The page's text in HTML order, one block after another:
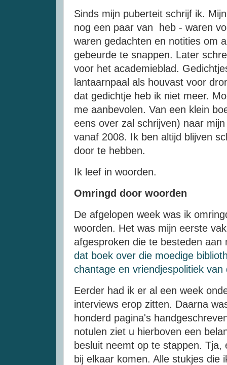
Sinds mijn puberteit schrijf ik.
nog een paar van heb - waren
waren gedachten en notities om
gebeurde te snappen. Later
voor het academieblad.
lantaarnpaal als houvast voor
dat gedichtje heb ik niet meer.
me aanbevolen. Van een klein
eens over zal schrijven) naar
vanaf 2008. Ik ben altijd blijven
door te hebben.
Ik leef in woorden.
Omringd door woorden
De afgelopen week was ik
woorden. Het was mijn eerste
afgesproken die te besteden
dat boek over die moedige
chantage en vriendjespolitiek van
Eerder had ik er al een week
interviews erop zitten. Daarna
honderd pagina's
notulen ziet u hierboven een
besluit neemt op te stappen.
bij elkaar komen. Alle stukjes die